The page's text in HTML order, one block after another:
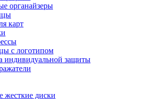
органайзеры
карт
с логотипом
индивидуальной защиты
жесткие диски